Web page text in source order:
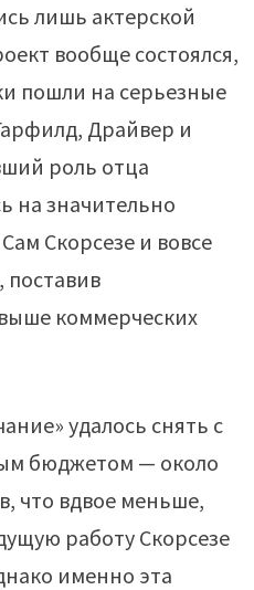
лишь актерской
вообще состоялся,
пошли на серьезные
Драйвер и
роль отца
на значительно
Скорсезе и вовсе
поставив
коммерческих
удалось снять с
бюджетом — около
что вдвое меньше,
работу Скорсезе
именно эта